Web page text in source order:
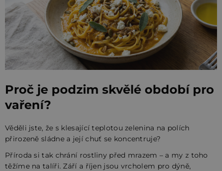
Proč je podzim skvělé období pro
vaření?
Věděli jste, že s klesající teplotou zelenina na polích
přirozeně sládne a její chuť se koncentruje?
Příroda si tak chrání rostliny před mrazem – a my z toho
těžíme na talíři. Září a říjen jsou vrcholem pro dýně,